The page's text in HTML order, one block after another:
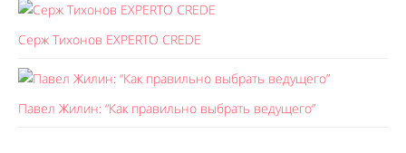
Серж Тихонов EXPERTO CREDE
Павел Жилин: “Как правильно выбрать ведущего”